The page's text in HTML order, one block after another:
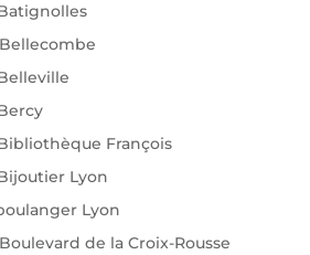
François
Lyon
Lyon
de la Croix-Rousse